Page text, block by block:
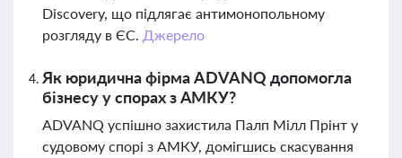
Discovery, що підлягає антимонопольному
розгляду в ЄС. Джерело
Як юридична фірма ADVANQ допомогла
бізнесу у спорах з АМКУ?
ADVANQ успішно захистила Палп Мілл Прінт у
судовому спорі з АМКУ, домігшись скасування